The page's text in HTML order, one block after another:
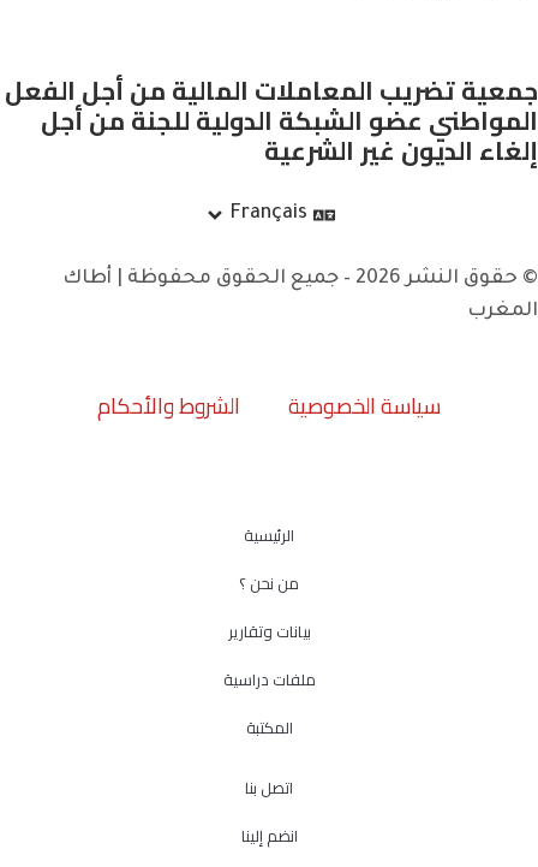
جمعية تضريب المعاملات المالية من أجل الفعل
المواطني عضو الشبكة الدولية للجنة من أجل
إلغاء الديون غير الشرعية
Français
© حقوق النشر 2026 – جميع الحقوق محفوظة | أطاك
المغرب
سياسة الخصوصية الشروط والأحكام
الرئيسية
من نحن ؟
بيانات وتقارير
ملفات دراسية
المكتبة
اتصل بنا
انضم إلينا